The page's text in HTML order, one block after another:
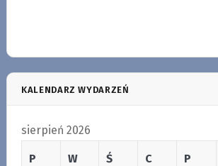
KALENDARZ WYDARZEŃ
sierpień 2026
P W Ś C P